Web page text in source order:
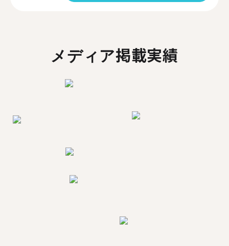
メディア掲載実績